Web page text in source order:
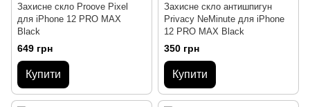
Захисне скло Proove Pixel
для iPhone 12 PRO MAX
Black
649 грн
Купити
Захисне скло антишпигун
Privacy NeMinute для iPhone
12 PRO MAX Black
350 грн
Купити